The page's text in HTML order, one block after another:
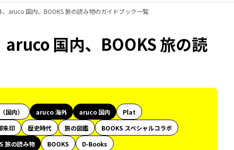
aruco 国内、BOOKS 旅の読み物のガイドブック一覧
国内、BOOKS 旅の読
国内） aruco 海外 aruco 国内
Plat
朱印 歴史時代 旅の図鑑
BOOKS スペシャルコラボ
旅の読み物 BOOKS
D-Books